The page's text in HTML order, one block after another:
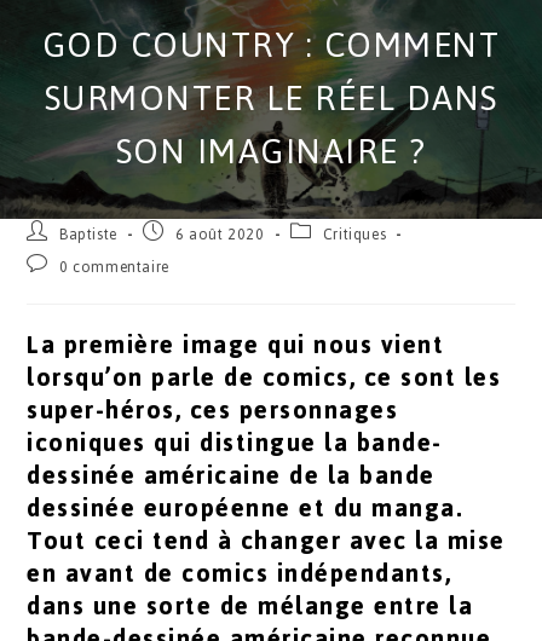
GOD COUNTRY : COMMENT
SURMONTER LE RÉEL DANS
SON IMAGINAIRE ?
Baptiste 6 août 2020
Critiques
0 commentaire
La première image qui nous vient
lorsqu’on parle de comics, ce sont les
super-héros, ces personnages
iconiques qui distingue la bande-
dessinée américaine de la bande
dessinée européenne et du manga.
Tout ceci tend à changer avec la mise
en avant de comics indépendants,
dans une sorte de mélange entre la